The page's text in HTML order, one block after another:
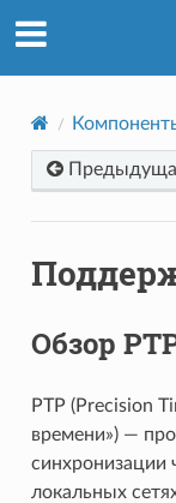
Обзор
PTP (Precision
времени») —
синхронизации
локальных